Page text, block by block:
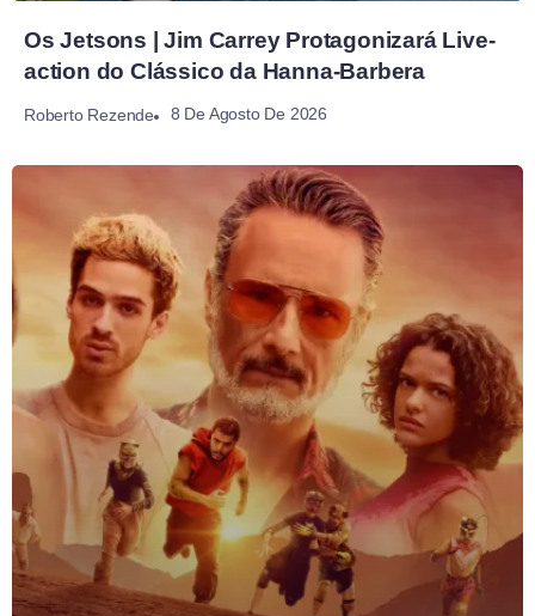
Os Jetsons | Jim Carrey Protagonizará Live-
action do Clássico da Hanna-Barbera
Roberto Rezende 8 De Agosto De 2026